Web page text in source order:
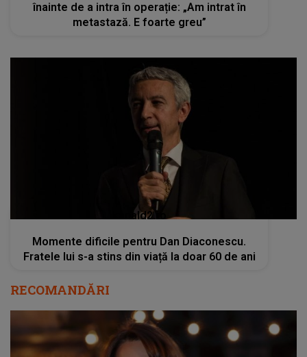
înainte de a intra în operație: „Am intrat în
metastază. E foarte greu”
kanald2.ro
Momente dificile pentru Dan Diaconescu.
Fratele lui s-a stins din viață la doar 60 de ani
RECOMANDĂRI